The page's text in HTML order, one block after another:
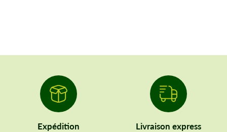
Expédition Livraison express